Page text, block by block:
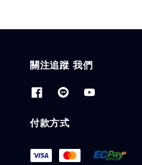
關注追蹤 我們
付款方式